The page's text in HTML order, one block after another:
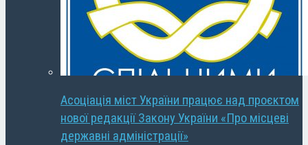
Асоціація міст України працює над проєктом
нової редакції Закону України «Про місцеві
державні адміністрації»